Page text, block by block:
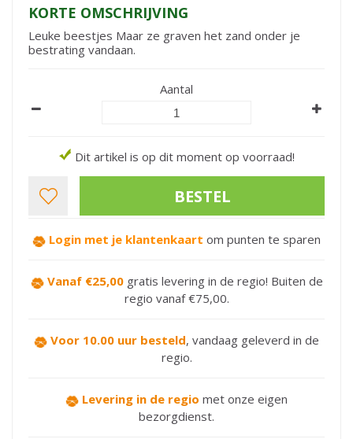
KORTE OMSCHRIJVING
Leuke beestjes Maar ze graven het zand onder je
bestrating vandaan.
Aantal
Dit artikel is op dit moment op voorraad!
Login met je klantenkaart om punten te sparen
Vanaf €25,00gratis levering in de regio! Buiten de
regio vanaf €75,00.
Voor 10.00 uur besteld, vandaag geleverd in de
regio.
Levering in de regio met onze eigen
bezorgdienst.